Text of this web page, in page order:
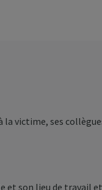
la victime, ses
et son lieu de travail